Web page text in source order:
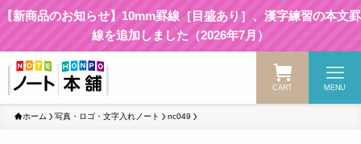
【新商品のお知らせ】10mm罫線［目盛あり］、漢字練習の本文罫
線を追加しました（2026年7月）
CART MENU
ホーム 写真・ロゴ・文字入れノート nc049